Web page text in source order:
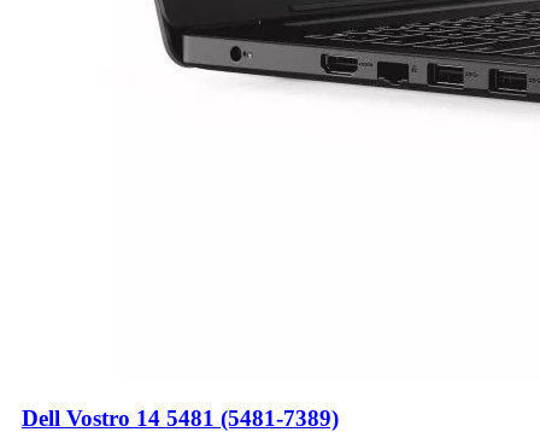
Dell Vostro 14 5481 (5481-7389)